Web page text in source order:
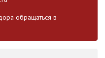
обращаться в